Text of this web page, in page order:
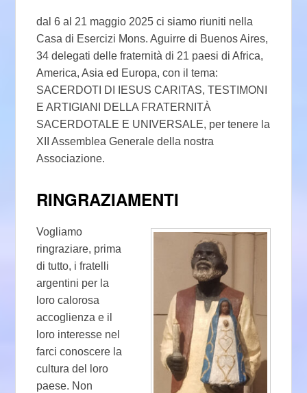
dal 6 al 21 maggio 2025 ci siamo riuniti nella
Casa di Esercizi Mons. Aguirre di Buenos Aires,
34 delegati delle fraternità di 21 paesi di Africa,
America, Asia ed Europa, con il tema:
SACERDOTI DI IESUS CARITAS, TESTIMONI
E ARTIGIANI DELLA FRATERNITÀ
SACERDOTALE E UNIVERSALE, per tenere la
XII Assemblea Generale della nostra
Associazione.
RINGRAZIAMENTI
Vogliamo
ringraziare, prima
di tutto, i fratelli
argentini per la
loro calorosa
accoglienza e il
loro interesse nel
farci conoscere la
cultura del loro
paese. Non